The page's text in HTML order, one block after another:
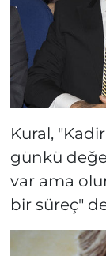
Kural,
günkü
var ama
bir süreç"